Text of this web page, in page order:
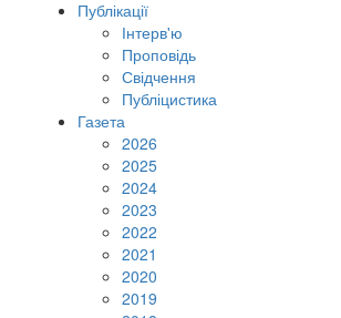
Публікації
Інтерв'ю
Проповідь
Свідчення
Публіцистика
Газета
2026
2025
2024
2023
2022
2021
2020
2019